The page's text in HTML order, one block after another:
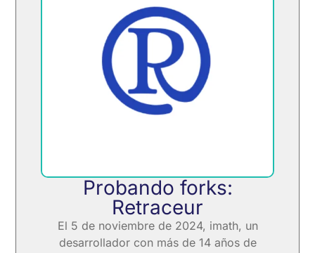
Probando forks:
Retraceur
El 5 de noviembre de 2024, imath, un
desarrollador con más de 14 años de